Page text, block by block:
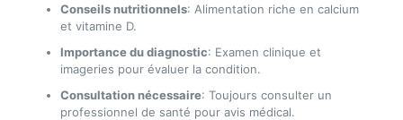
Conseils nutritionnels: Alimentation riche en calcium
et vitamine D.
Importance du diagnostic: Examen clinique et
imageries pour évaluer la condition.
Consultation nécessaire: Toujours consulter un
professionnel de santé pour avis médical.